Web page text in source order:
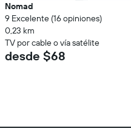
Nomad
9 Excelente (16 opiniones)
0,23 km
TV por cable o vía satélite
desde $68